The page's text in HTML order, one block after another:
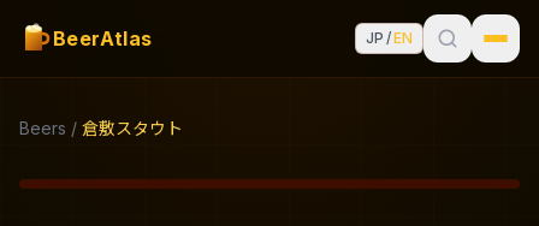
BeerAtlas JP /EN
Beers / 倉敷スタウト